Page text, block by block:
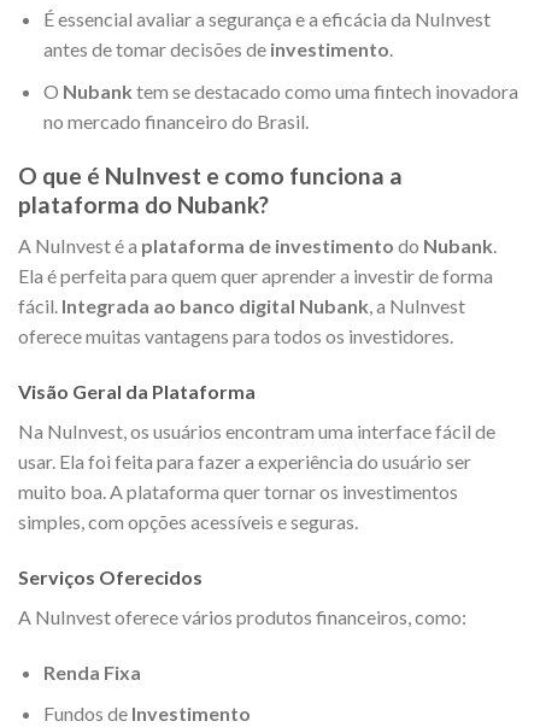
É essencial avaliar a segurança e a eficácia da NuInvest
antes de tomar decisões de investimento.
O Nubank tem se destacado como uma fintech inovadora
no mercado financeiro do Brasil.
O que é NuInvest e como funciona a
plataforma do Nubank?
A NuInvest é a plataforma de investimento do Nubank.
Ela é perfeita para quem quer aprender a investir de forma
fácil. Integrada ao banco digital Nubank, a NuInvest
oferece muitas vantagens para todos os investidores.
Visão Geral da Plataforma
Na NuInvest, os usuários encontram uma interface fácil de
usar. Ela foi feita para fazer a experiência do usuário ser
muito boa. A plataforma quer tornar os investimentos
simples, com opções acessíveis e seguras.
Serviços Oferecidos
A NuInvest oferece vários produtos financeiros, como:
Renda Fixa
Fundos de Investimento